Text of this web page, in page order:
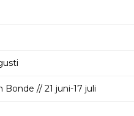
// 21 juni-17 juli